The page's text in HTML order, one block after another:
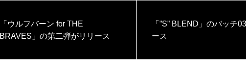
「ウルフバーン for THE
BRAVES」の第二弾がリリース
「”S” BLEND」のバッチ
ース